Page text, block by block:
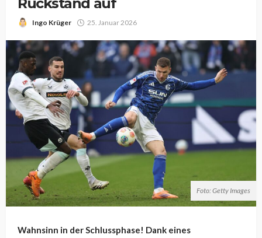
Ingo Krüger 25. Januar 2026
Foto: Getty Images
Wahnsinn in der Schlussphase! Dank eines